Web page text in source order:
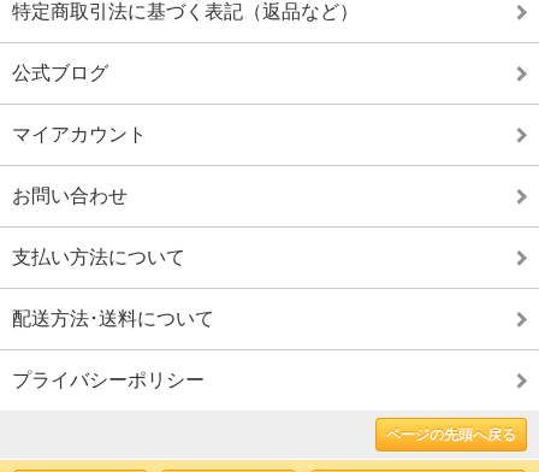
特定商取引法に基づく表記（返品など）
公式ブログ
マイアカウント
お問い合わせ
支払い方法について
配送方法･送料について
プライバシーポリシー
ページの先頭へ戻る